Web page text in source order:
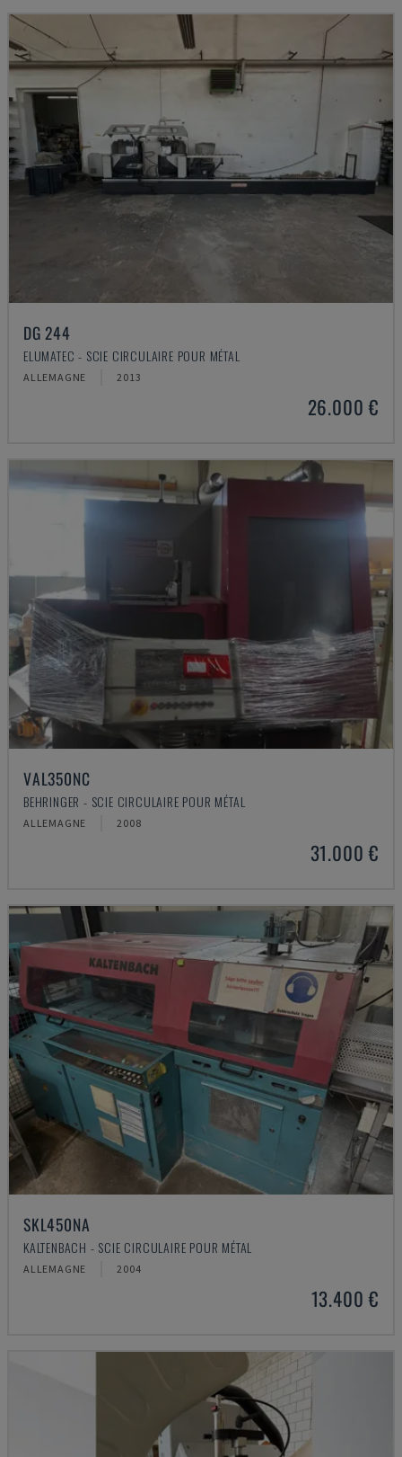
DG 244
ELUMATEC - SCIE CIRCULAIRE POUR MÉTAL
ALLEMAGNE 2013
26.000 €
VAL350NC
BEHRINGER - SCIE CIRCULAIRE POUR MÉTAL
ALLEMAGNE 2008
31.000 €
SKL450NA
KALTENBACH - SCIE CIRCULAIRE POUR MÉTAL
ALLEMAGNE 2004
13.400 €